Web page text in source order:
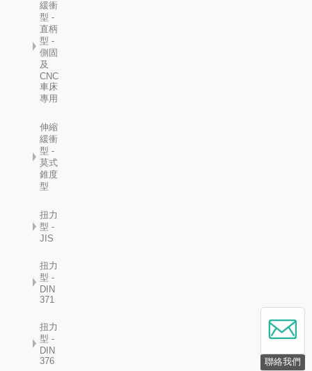
聯絡我們
緩衝
型 -
直柄
型 -
側固
及
CNC
車床
專用
伸縮
緩衝
型 -
莫式
錐度
型
扭力
型 -
JIS
扭力
型 -
DIN
371
扭力
型 -
DIN
376